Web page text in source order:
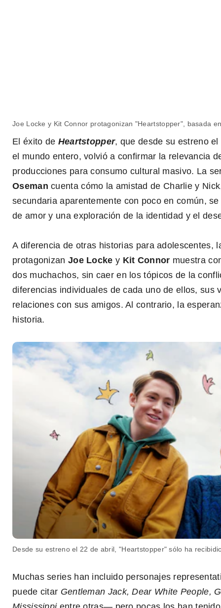
Tráiler de "Heartstopper"
seconds
minutes,
21
secondsVolume
0%
Joe Locke y Kit Connor protagonizan "Heartstopper", basada
El éxito de Heartstopper, que desde su estreno
el mundo entero, volvió a confirmar la relevancia
producciones para consumo cultural masivo. La
Oseman cuenta cómo la amistad de Charlie y
secundaria aparentemente con poco en común,
de amor y una exploración de la identidad y el
A diferencia de otras historias para adolescentes,
protagonizan Joe Locke y Kit Connor muestra
dos muchachos, sin caer en los tópicos de la
diferencias individuales de cada uno de ellos, sus
relaciones con sus amigos. Al contrario, la
historia.
Desde su estreno el 22 de abril, "Heartstopper" sólo ha
Muchas series han incluido personajes
puede citar Gentleman Jack, Dear White People,